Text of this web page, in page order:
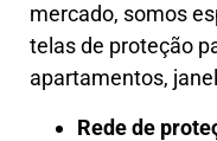
mercado, somos
telas de proteção
apartamentos,
Rede de